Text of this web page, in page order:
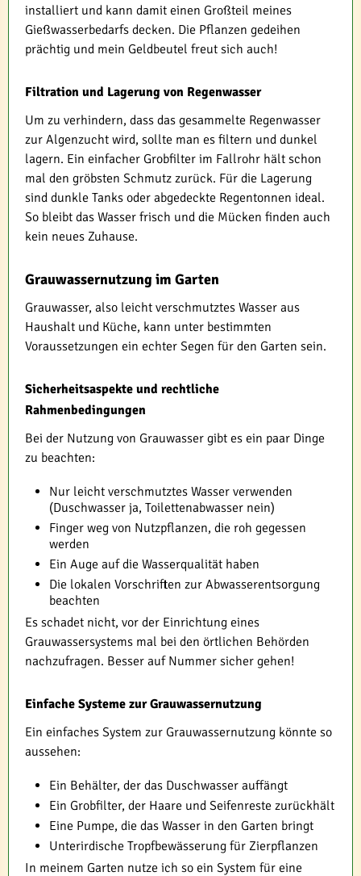
installiert und kann damit einen Großteil meines
Gießwasserbedarfs decken. Die Pflanzen gedeihen
prächtig und mein Geldbeutel freut sich auch!
Filtration und Lagerung von Regenwasser
Um zu verhindern, dass das gesammelte Regenwasser
zur Algenzucht wird, sollte man es filtern und dunkel
lagern. Ein einfacher Grobfilter im Fallrohr hält schon
mal den gröbsten Schmutz zurück. Für die Lagerung
sind dunkle Tanks oder abgedeckte Regentonnen ideal.
So bleibt das Wasser frisch und die Mücken finden auch
kein neues Zuhause.
Grauwassernutzung im Garten
Grauwasser, also leicht verschmutztes Wasser aus
Haushalt und Küche, kann unter bestimmten
Voraussetzungen ein echter Segen für den Garten sein.
Sicherheitsaspekte und rechtliche
Rahmenbedingungen
Bei der Nutzung von Grauwasser gibt es ein paar Dinge
zu beachten:
Nur leicht verschmutztes Wasser verwenden
(Duschwasser ja, Toilettenabwasser nein)
Finger weg von Nutzpflanzen, die roh gegessen
werden
Ein Auge auf die Wasserqualität haben
Die lokalen Vorschriften zur Abwasserentsorgung
beachten
Es schadet nicht, vor der Einrichtung eines
Grauwassersystems mal bei den örtlichen Behörden
nachzufragen. Besser auf Nummer sicher gehen!
Einfache Systeme zur Grauwassernutzung
Ein einfaches System zur Grauwassernutzung könnte so
aussehen:
Ein Behälter, der das Duschwasser auffängt
Ein Grobfilter, der Haare und Seifenreste zurückhält
Eine Pumpe, die das Wasser in den Garten bringt
Unterirdische Tropfbewässerung für Zierpflanzen
In meinem Garten nutze ich so ein System für eine